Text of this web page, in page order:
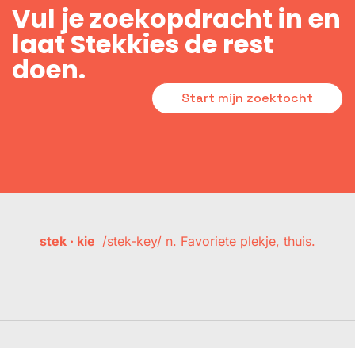
Vul je zoekopdracht in en
laat Stekkies de rest
doen.
Start mijn zoektocht
stek · kie /stek-key/ n. Favoriete plekje, thuis.